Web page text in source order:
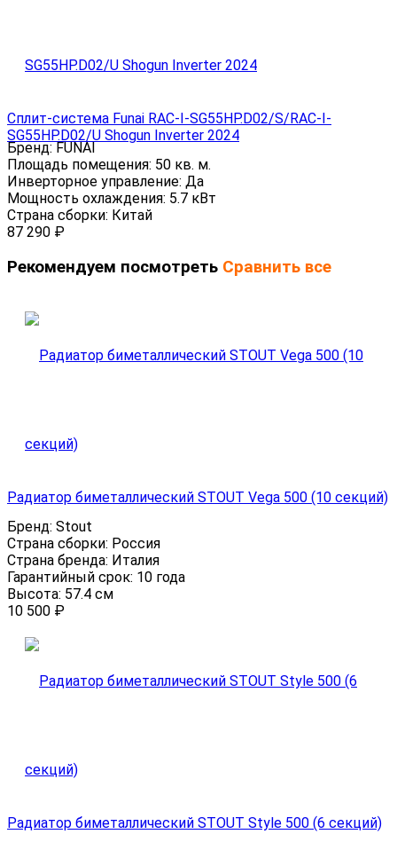
Сплит-система Funai RAC-I-SG55HP.D02/S/RAC-I-
SG55HP.D02/U Shogun Inverter 2024
Бренд: FUNAI
Площадь помещения: 50 кв. м.
Инверторное управление: Да
Мощность охлаждения: 5.7 кВт
Страна сборки: Китай
87 290 ₽
Рекомендуем посмотреть Сравнить все
Радиатор биметаллический STOUT Vega 500 (10 секций)
Бренд: Stout
Страна сборки: Россия
Страна бренда: Италия
Гарантийный срок: 10 года
Высота: 57.4 см
10 500 ₽
Радиатор биметаллический STOUT Style 500 (6 секций)